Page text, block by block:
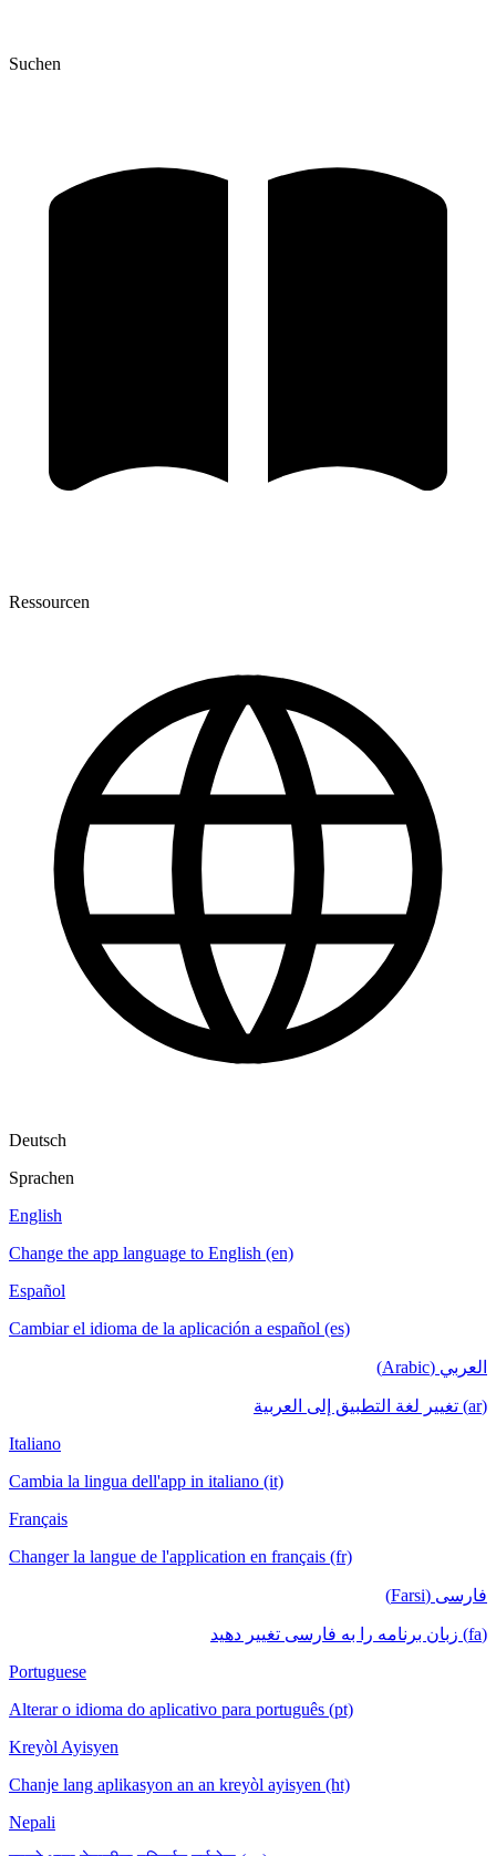
Suchen
Ressourcen
Deutsch
Sprachen
English
Change the app language to English (en)
Español
Cambiar el idioma de la aplicación a español (es)
العربي (Arabic)
(ar) تغيير لغة التطبيق إلى العربية
Italiano
Cambia la lingua dell'app in italiano (it)
Français
Changer la langue de l'application en français (fr)
فارسی (Farsi)
(fa) زبان برنامه را به فارسی تغییر دهید
Portuguese
Alterar o idioma do aplicativo para português (pt)
Kreyòl Ayisyen
Chanje lang aplikasyon an an kreyòl ayisyen (ht)
Nepali